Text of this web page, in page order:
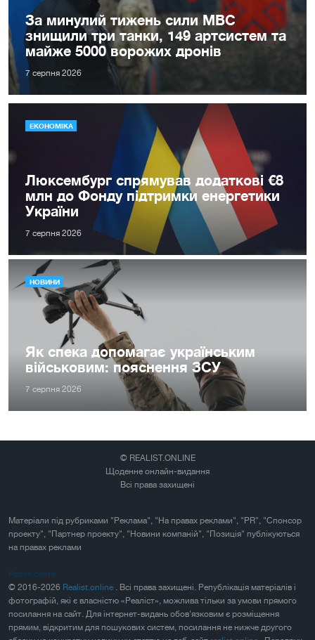
За минулий тижень сили МВС
знищили три танки, 149 артсистем та
майже 5000 ворожих дронів
7 серпня 2026
ЕКОНОМІКА
Люксембург спрямував додаткові €8
млн до Фонду підтримки енергетики
України
7 серпня 2026
НОВИНИ
Як спека допомагає українським
військовим: пояснення ЗСУ
7 серпня 2026
© REALIST.ONLINE
Щоденне онлайн-видання
Всі права захищені
Матеріали під рубриками "Реклама", "На правах реклами", "PR", "Спонсор
проекту", "Партнер проекту", "Новини компаній", "Позиція" публікуються
на правах реклами
Карта сайта
© 2016-2026 Realist.online
. Всі права захищені. Републікація матеріалів і
фотографій, які є власністю «Реаліст», можлива тільки за умови прямого
посилання на сайт. Для інтернет-видань обов'язковим є розміщення
прямим, відкритим для пошукових систем, посилання не нижче другого